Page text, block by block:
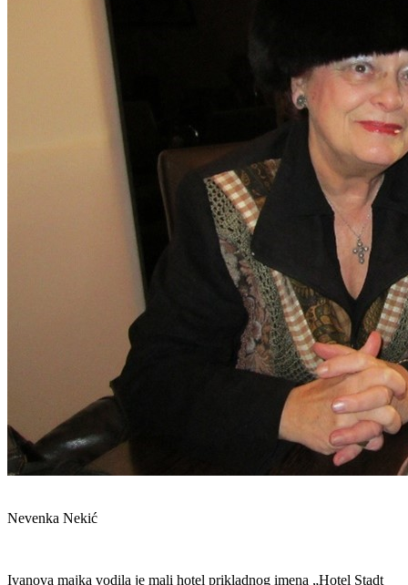
Nevenka Nekić
Ivanova majka vodila je mali hotel prikladnog imena „Hotel Stadt